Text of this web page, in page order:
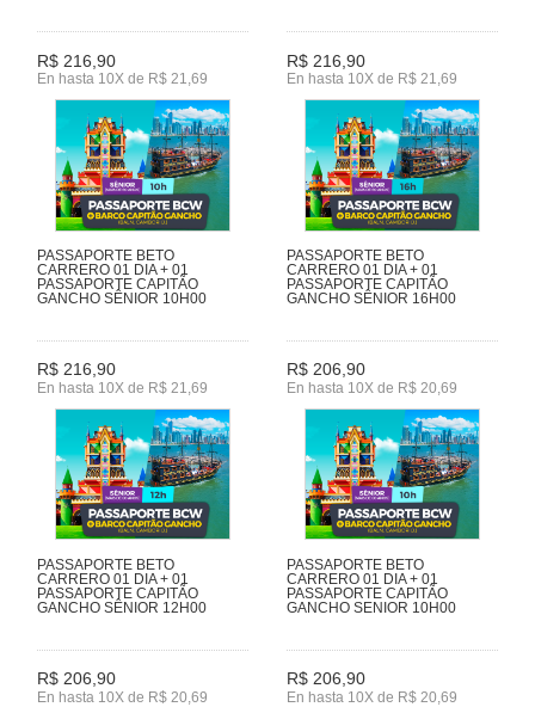
R$ 216,90
En hasta 10X de R$ 21,69
R$ 216,90
En hasta 10X de R$ 21,69
PASSAPORTE BETO
CARRERO 01 DIA + 01
PASSAPORTE CAPITÃO
GANCHO SÊNIOR 10H00
R$ 216,90
En hasta 10X de R$ 21,69
PASSAPORTE BETO
CARRERO 01 DIA + 01
PASSAPORTE CAPITÃO
GANCHO SÊNIOR 16H00
R$ 206,90
En hasta 10X de R$ 20,69
PASSAPORTE BETO
CARRERO 01 DIA + 01
PASSAPORTE CAPITÃO
GANCHO SÊNIOR 12H00
R$ 206,90
En hasta 10X de R$ 20,69
PASSAPORTE BETO
CARRERO 01 DIA + 01
PASSAPORTE CAPITÃO
GANCHO SENIOR 10H00
R$ 206,90
En hasta 10X de R$ 20,69